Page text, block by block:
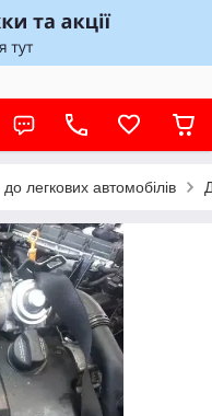
легкових автомобілів